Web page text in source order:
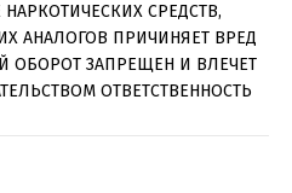
СРЕДСТВ,
АНАЛОГОВ ПРИЧИНЯЕТ ВРЕД
ОБОРОТ ЗАПРЕЩЕН И ВЛЕЧЕТ
ОТВЕТСТВЕННОСТЬ
и летит в